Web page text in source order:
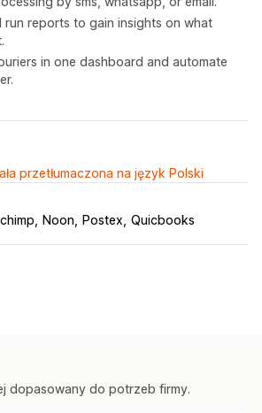
run reports to gain insights on what
in one dashboard and automate
przetłumaczona na język Polski
Noon Postex Quicbooks
dopasowany do potrzeb firmy.